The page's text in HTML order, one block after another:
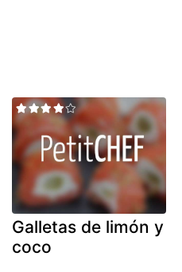
Galletas de limón y
coco